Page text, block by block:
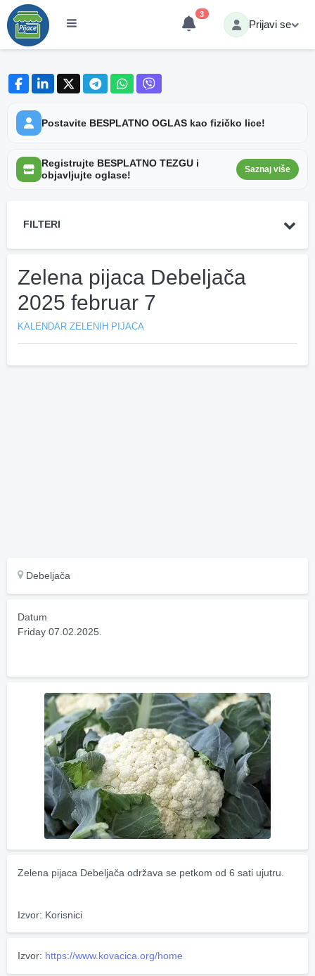
3
Prijavi se
Postavite BESPLATNO OGLAS kao fizičko lice!
Registrujte BESPLATNO TEZGU i
objavljujte oglase!
Saznaj više
FILTERI
Zelena pijaca Debeljača
2025 februar 7
KALENDAR ZELENIH PIJACA
Debeljača
Datum
Friday 07.02.2025.
Zelena pijaca Debeljača održava se petkom od 6 sati ujutru.
Izvor: Korisnici
Izvor: https://www.kovacica.org/home